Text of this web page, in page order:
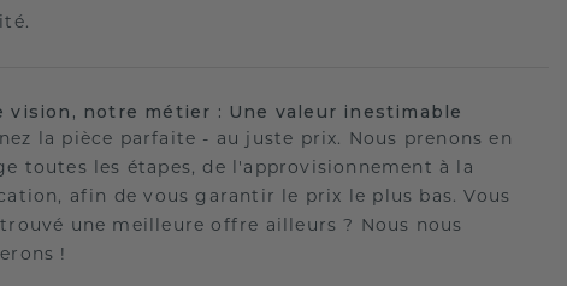
vision, notre métier : Une valeur inestimable
la pièce parfaite - au juste prix. Nous prenons en
toutes les étapes, de l'approvisionnement à la
afin de vous garantir le prix le plus bas. Vous
trouvé une meilleure offre ailleurs ? Nous nous
!